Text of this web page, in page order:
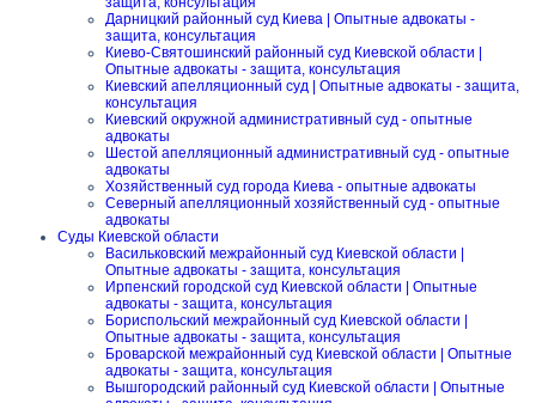
Дарницкий районный суд Киева | Опытные адвокаты -
защита, консультация
Киево-Святошинский районный суд Киевской области |
Опытные адвокаты - защита, консультация
Киевский апелляционный суд | Опытные адвокаты - защита,
консультация
Киевский окружной административный суд - опытные
адвокаты
Шестой апелляционный административный суд - опытные
адвокаты
Хозяйственный суд города Киева - опытные адвокаты
Северный апелляционный хозяйственный суд - опытные
адвокаты
Суды Киевской области
Васильковский межрайонный суд Киевской области |
Опытные адвокаты - защита, консультация
Ирпенский городской суд Киевской области | Опытные
адвокаты - защита, консультация
Бориспольский межрайонный суд Киевской области |
Опытные адвокаты - защита, консультация
Броварской межрайонный суд Киевской области | Опытные
адвокаты - защита, консультация
Вышгородский районный суд Киевской области | Опытные